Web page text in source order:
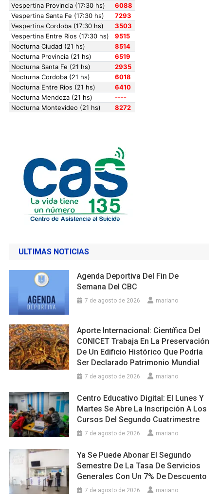
ULTIMAS NOTICIAS
Agenda Deportiva Del Fin De
Semana Del CBC
7 de agosto de 2026 mariano
Aporte Internacional: Científica Del
CONICET Trabaja En La Preservación
De Un Edificio Histórico Que Podría
Ser Declarado Patrimonio Mundial
7 de agosto de 2026 mariano
Centro Educativo Digital: El Lunes Y
Martes Se Abre La Inscripción A Los
Cursos Del Segundo Cuatrimestre
7 de agosto de 2026 mariano
Ya Se Puede Abonar El Segundo
Semestre De La Tasa De Servicios
Generales Con Un 7% De Descuento
7 de agosto de 2026 mariano